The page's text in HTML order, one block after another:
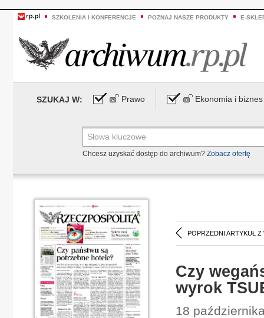
SZKOLENIA I KONFERENCJE POZNAJ NASZE PRODUKTY E-
SZUKAJ W: Prawo Ekonomia i biznes
Chcesz uzyskać dostęp do archiwum? Zobacz ofertę
POPRZEDNI ARTYKUŁ Z
Czy
wyrok
18